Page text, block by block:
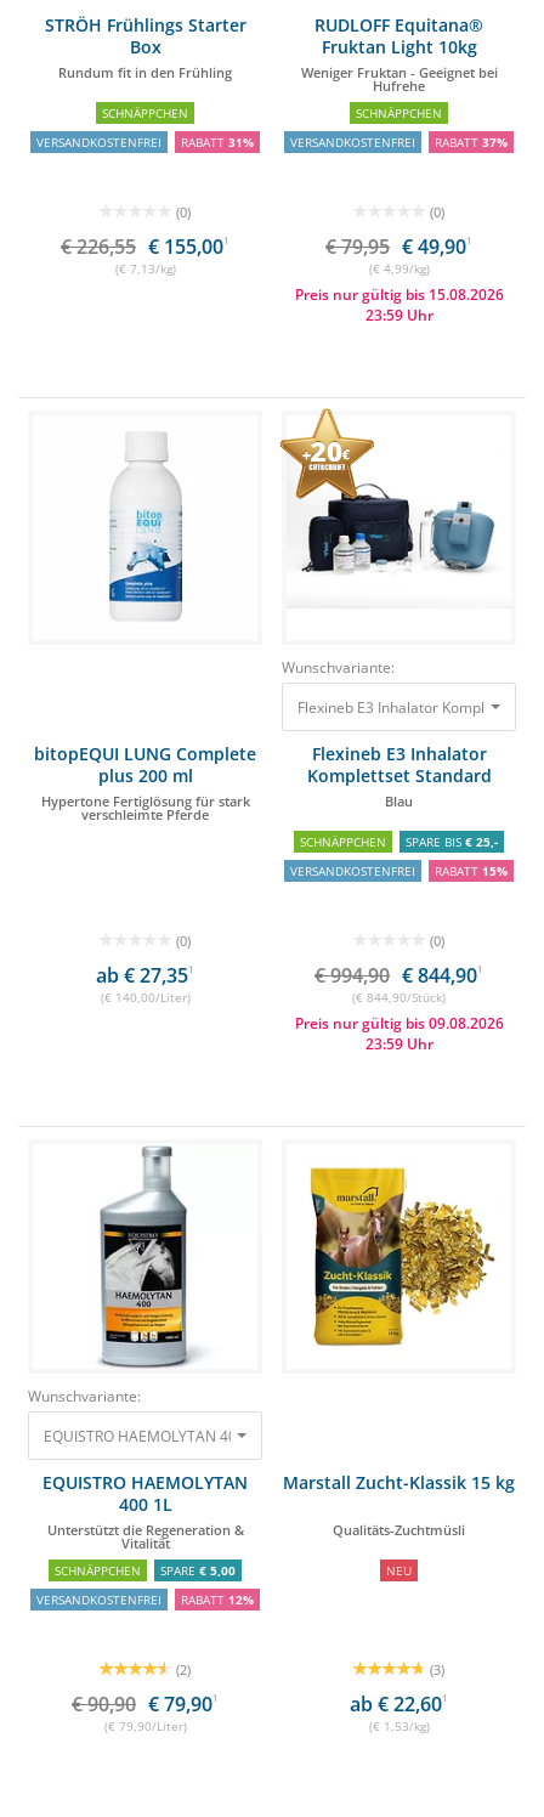
STRÖH Frühlings Starter
Box
Rundum fit in den Frühling
SCHNÄPPCHEN
VERSANDKOSTENFREI
RABATT 31%
(0)
€ 226,55 € 155,001
(€ 7,13/kg)
RUDLOFF Equitana®
Fruktan Light 10kg
Weniger Fruktan - Geeignet bei
Hufrehe
SCHNÄPPCHEN
VERSANDKOSTENFREI
RABATT 37%
(0)
€ 79,95 € 49,901
(€ 4,99/kg)
Preis nur gültig bis 15.08.2026
23:59 Uhr
bitopEQUI LUNG Complete
plus 200 ml
Hypertone Fertiglösung für stark
verschleimte Pferde
(0)
ab € 27,351
(€ 140,00/Liter)
Wunschvariante:
Flexineb E3 Inhalator Komplettset
Flexineb E3 Inhalator
Komplettset Standard
Blau
SCHNÄPPCHEN SPARE BIS € 25,-
VERSANDKOSTENFREI
RABATT 15%
(0)
€ 994,90 € 844,901
(€ 844,90/Stück)
Preis nur gültig bis 09.08.2026
23:59 Uhr
Wunschvariante:
EQUISTRO HAEMOLYTAN 400 1L Unterstützt die Regeneration & Vitalität
EQUISTRO HAEMOLYTAN
400 1L
Unterstützt die Regeneration &
Vitalität
SCHNÄPPCHEN SPARE € 5,00
VERSANDKOSTENFREI
RABATT 12%
(2)
€ 90,90 € 79,901
(€ 79,90/Liter)
Marstall Zucht-Klassik 15 kg
Qualitäts-Zuchtmüsli
NEU
(3)
ab € 22,601
(€ 1,53/kg)